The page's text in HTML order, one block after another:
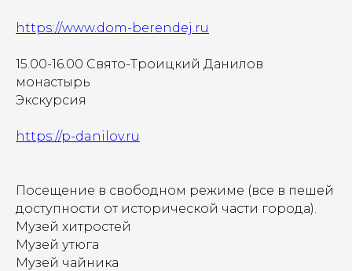
https://www.dom-berendej.ru
15.00-16.00 Свято-Троицкий Данилов
монастырь
Экскурсия
https://p-danilov.ru
Посещение в свободном режиме (все в пешей
доступности от исторической части города).
Музей хитростей
Музей утюга
Музей чайника